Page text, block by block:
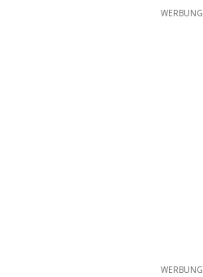
WERBUNG
WERBUNG